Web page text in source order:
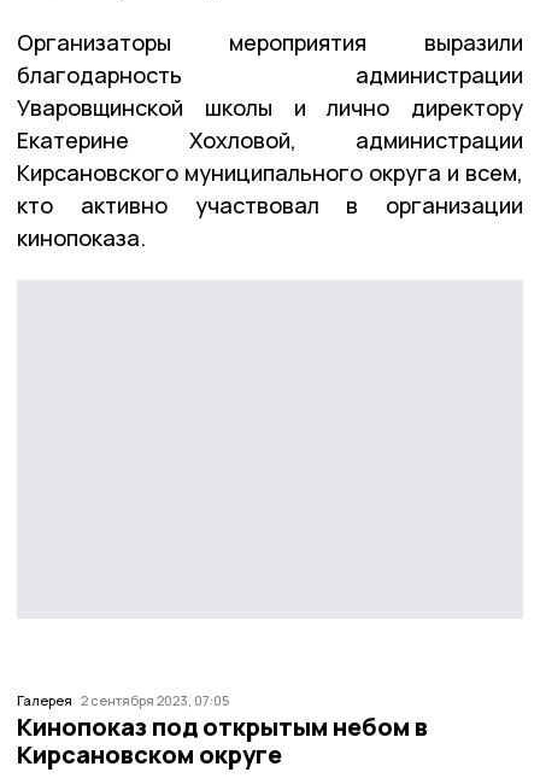
Организаторы мероприятия выразили
благодарность администрации
Уваровщинской школы и лично директору
Екатерине Хохловой, администрации
Кирсановского муниципального округа и всем,
кто активно участвовал в организации
кинопоказа.
Галерея 2 сентября 2023, 07:05
Кинопоказ под открытым небом в
Кирсановском округе